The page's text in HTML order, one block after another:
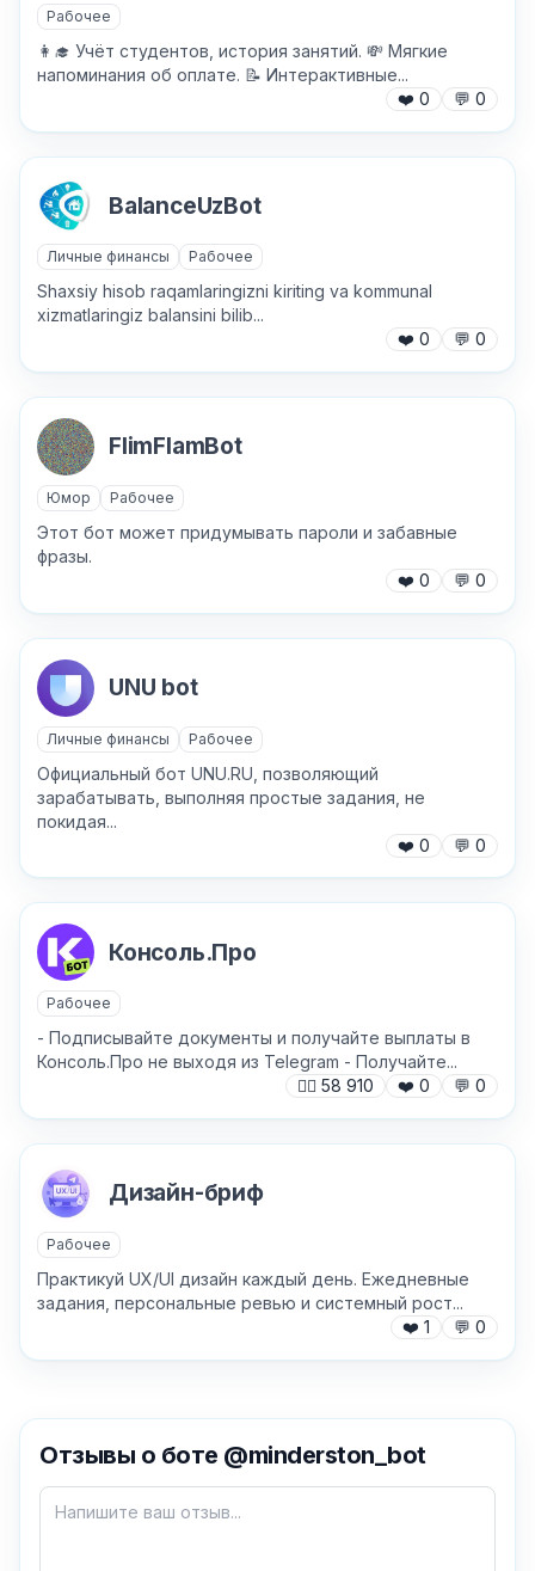
Как добавить бота?
Рабочее
👩‍🎓 Учёт студентов, история занятий. 💸 Мягкие
напоминания об оплате. 📝 Интерактивные...
❤️ 0 💬 0
BalanceUzBot
Личные финансы Рабочее
Shaxsiy hisob raqamlaringizni kiriting va kommunal
xizmatlaringiz balansini bilib...
❤️ 0 💬 0
FlimFlamBot
Юмор Рабочее
Этот бот может придумывать пароли и забавные
фразы.
❤️ 0 💬 0
UNU bot
Личные финансы Рабочее
Официальный бот UNU.RU, позволяющий
зарабатывать, выполняя простые задания, не
покидая...
❤️ 0 💬 0
Консоль.Про
Рабочее
- Подписывайте документы и получайте выплаты в
Консоль.Про не выходя из Telegram - Получайте...
🙍‍♂️ 58 910 ❤️ 0 💬 0
Дизайн-бриф
Рабочее
Практикуй UX/UI дизайн каждый день. Ежедневные
задания, персональные ревью и системный рост...
❤️ 1 💬 0
Отзывы о боте @minderston_bot